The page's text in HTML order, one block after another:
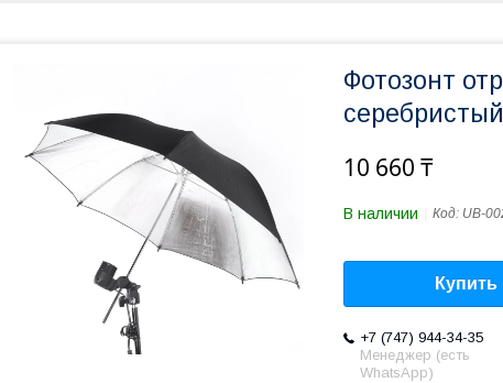
Фотозонт
10 660 ₸
В наличии Код: UB-
Купить
+7 (747) 944-34-35
Менеджер (есть
WhatsApp)